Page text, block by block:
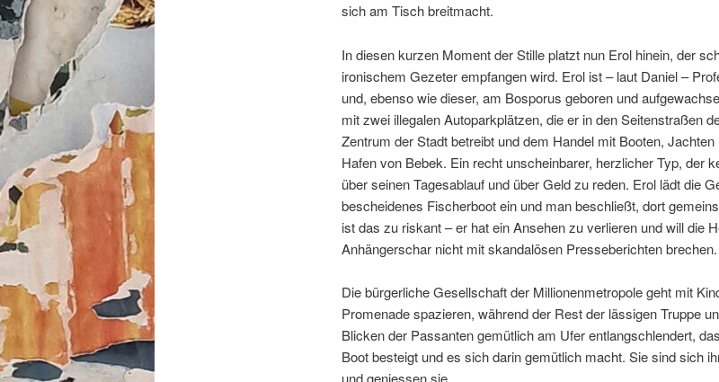
sich am Tisch breitmacht.
In diesen kurzen Moment der Stille platzt nun Erol hinein, der
ironischem Gezeter empfangen wird. Erol ist – laut Daniel –
und, ebenso wie dieser, am Bosporus geboren und
mit zwei illegalen Autoparkplätzen, die er in den Seitenstraßen
Zentrum der Stadt betreibt und dem Handel mit Booten,
Hafen von Bebek. Ein recht unscheinbarer, herzlicher Typ, der
über seinen Tagesablauf und über Geld zu reden. Erol lädt die
bescheidenes Fischerboot ein und man beschließt, dort
ist das zu riskant – er hat ein Ansehen zu verlieren und will die
Anhängerschar nicht mit skandalösen Presseberichten
Die bürgerliche Gesellschaft der Millionenmetropole geht mit
Promenade spazieren, während der Rest der lässigen Truppe
Blicken der Passanten gemütlich am Ufer entlangschlendert,
Boot besteigt und es sich darin gemütlich macht. Sie sind sich
und geniessen sie.